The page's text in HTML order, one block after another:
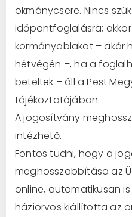
okmánycsere. Nincs
időpontfoglalásra;
kormányablakot – akár
hétvégén –, ha a
beteltek – áll a Pest
tájékoztatójában.
A jogosítvány
intézhető.
Fontos tudni, hogy a
meghosszabbítása az
online, automatikusan
háziorvos kiállította az